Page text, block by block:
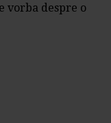
vorba despre o